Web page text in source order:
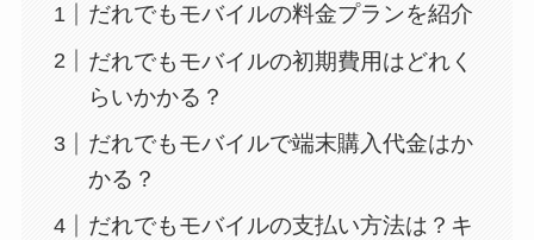
だれでもモバイルの料金プランを紹介
だれでもモバイルの初期費用はどれく
らいかかる？
だれでもモバイルで端末購入代金はか
かる？
だれでもモバイルの支払い方法は？キ